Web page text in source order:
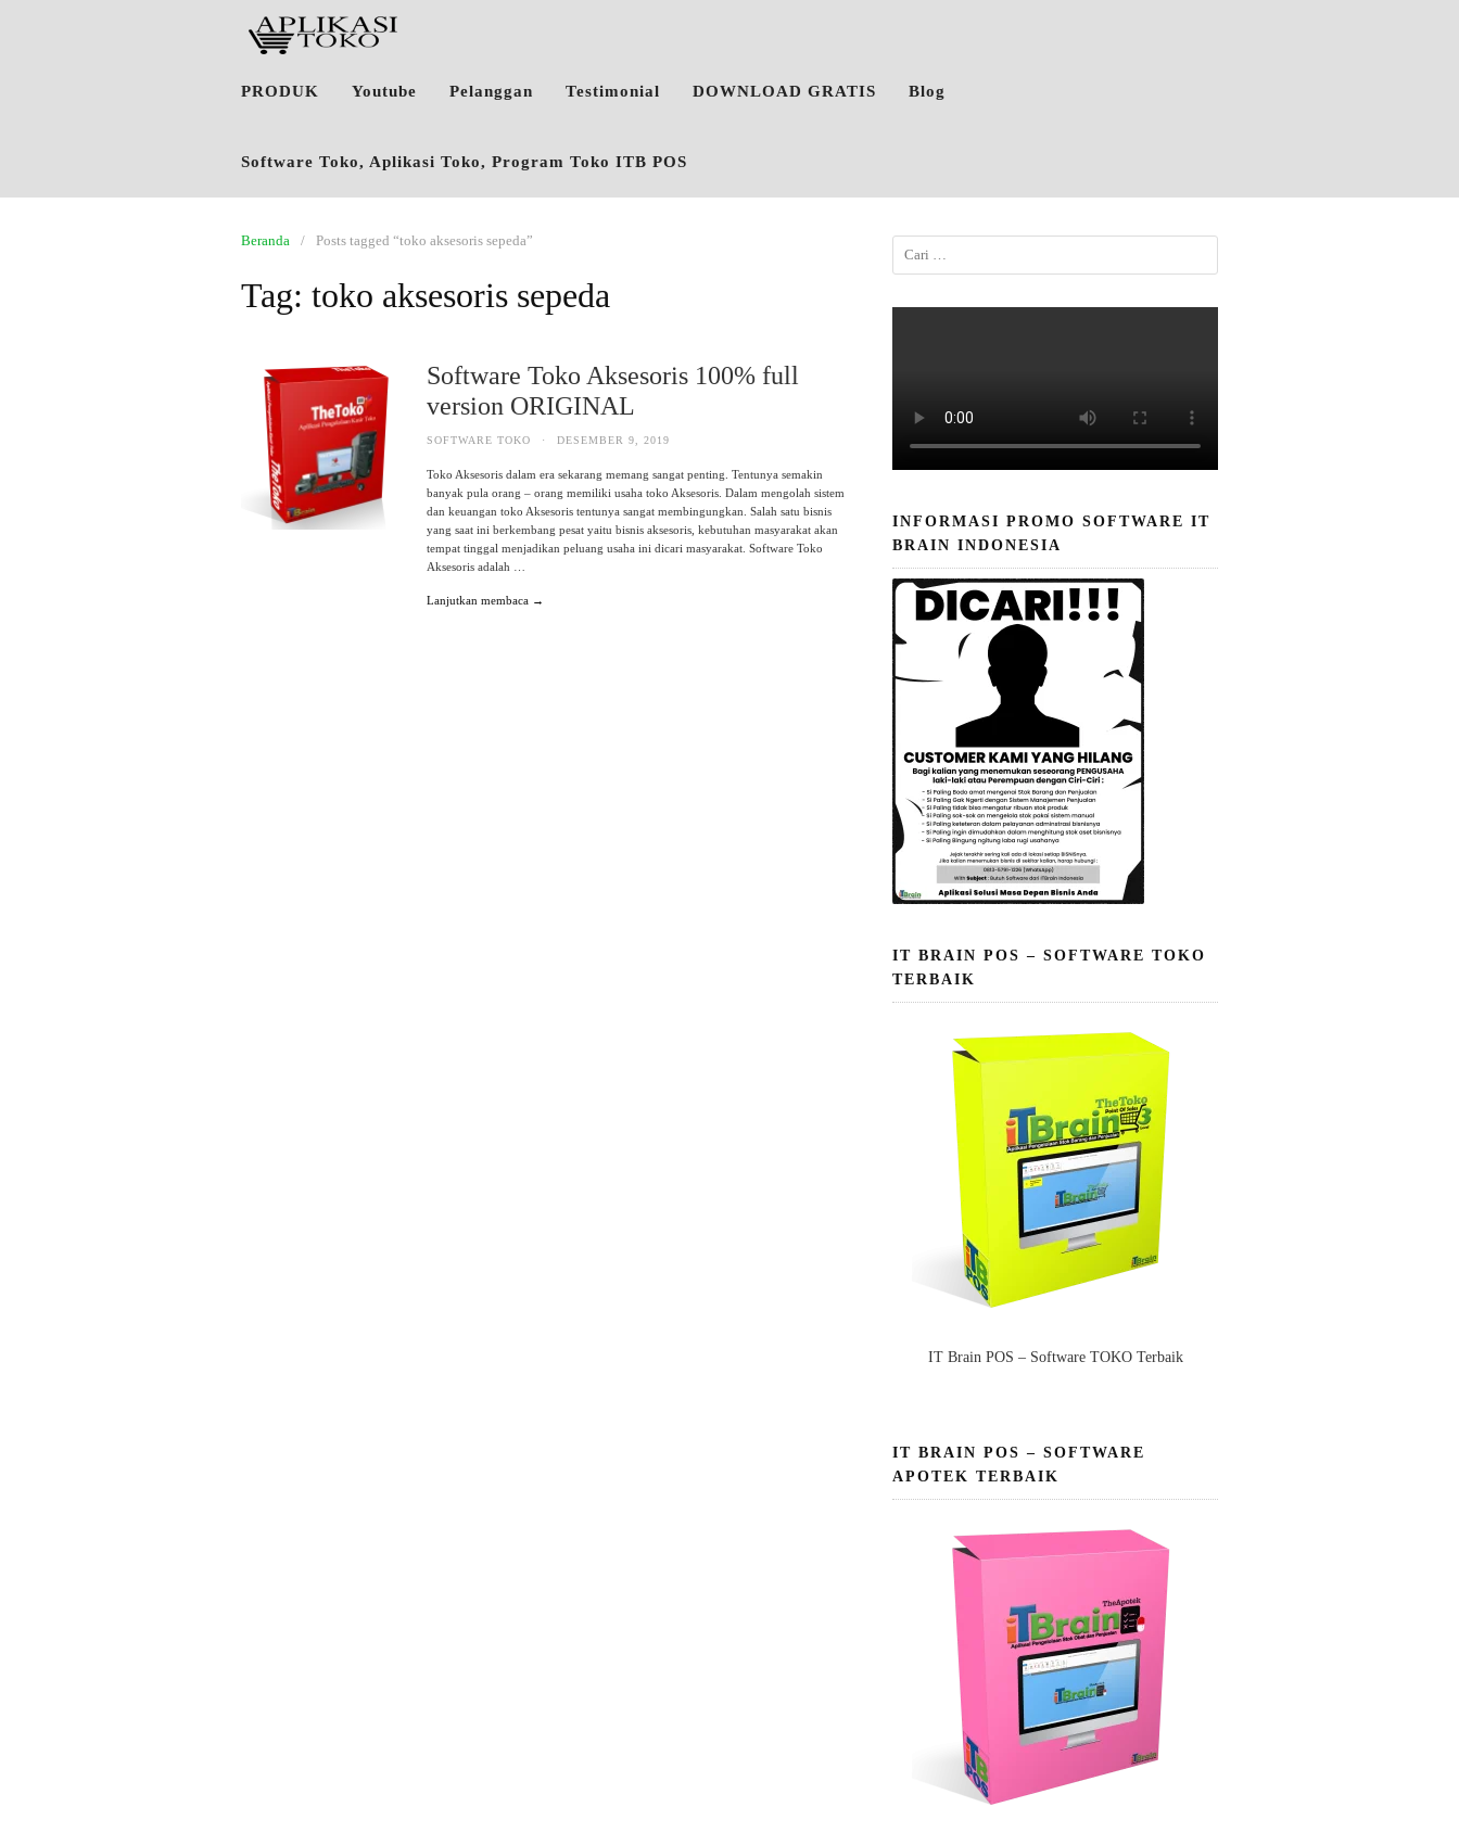
PRODUK Youtube Pelanggan Testimonial DOWNLOAD GRATIS Blog
Software Toko, Aplikasi Toko, Program Toko ITB POS
Beranda Posts tagged “toko aksesoris sepeda”
Tag: toko aksesoris sepeda
Software Toko Aksesoris 100% full
version ORIGINAL
SOFTWARE TOKO · DESEMBER 9, 2019
Toko Aksesoris dalam era sekarang memang sangat penting. Tentunya semakin
banyak pula orang – orang memiliki usaha toko Aksesoris. Dalam mengolah sistem
dan keuangan toko Aksesoris tentunya sangat membingungkan. Salah satu bisnis
yang saat ini berkembang pesat yaitu bisnis aksesoris, kebutuhan masyarakat akan
tempat tinggal menjadikan peluang usaha ini dicari masyarakat. Software Toko
Aksesoris adalah …
Lanjutkan membaca →
INFORMASI PROMO SOFTWARE IT
BRAIN INDONESIA
IT BRAIN POS – SOFTWARE TOKO
TERBAIK
IT Brain POS – Software TOKO Terbaik
IT BRAIN POS – SOFTWARE
APOTEK TERBAIK